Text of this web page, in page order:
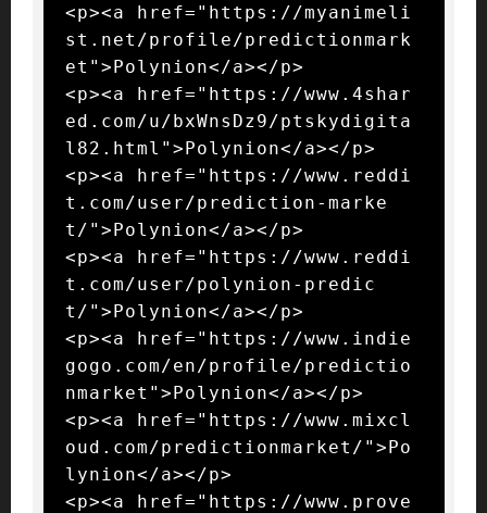
<p><a href="https://myanimeli
st.net/profile/predictionmark
et">Polynion</a></p>
<p><a href="https://www.4shar
ed.com/u/bxWnsDz9/ptskydigita
l82.html">Polynion</a></p>
<p><a href="https://www.reddi
t.com/user/prediction-marke
t/">Polynion</a></p>
<p><a href="https://www.reddi
t.com/user/polynion-predic
t/">Polynion</a></p>
<p><a href="https://www.indie
gogo.com/en/profile/predictio
nmarket">Polynion</a></p>
<p><a href="https://www.mixcl
oud.com/predictionmarket/">Po
lynion</a></p>
<p><a href="https://www.prove